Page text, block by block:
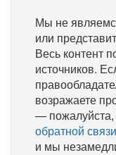
Мы не
или
Весь контент
источников.
возражаете
—
обратной связи
и мы